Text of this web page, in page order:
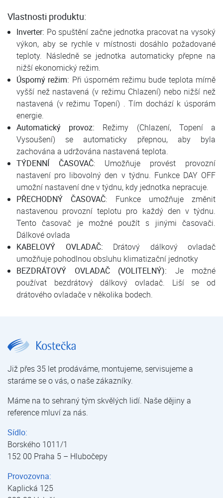
Vlastnosti produktu:
Inverter: Po spuštění začne jednotka pracovat na vysoký
výkon, aby se rychle v místnosti dosáhlo požadované
teploty. Následně se jednotka automaticky přepne na
nižší ekonomický režim.
Úsporný režim: Při úsporném režimu bude teplota mírně
vyšší než nastavená (v režimu Chlazení) nebo nižší než
nastavená (v režimu Topení) . Tím dochází k úsporám
energie.
Automatický provoz: Režimy (Chlazení, Topení a
Vysoušení) se automaticky přepnou, aby byla
zachována a udržována nastavená teplota.
TÝDENNÍ ČASOVAČ: Umožňuje provést provozní
nastavení pro libovolný den v týdnu. Funkce DAY OFF
umožní nastavení dne v týdnu, kdy jednotka nepracuje.
PŘECHODNÝ ČASOVAČ: Funkce umožňuje změnit
nastavenou provozní teplotu pro každý den v týdnu.
Tento časovač je možné použít s jinými časovači.
Dálkové ovlada
KABELOVÝ OVLADAČ: Drátový dálkový ovladač
umožňuje pohodlnou obsluhu klimatizační jednotky
BEZDRÁTOVÝ OVLADAČ (VOLITELNÝ): Je možné
používat bezdrátový dálkový ovladač. Liší se od
drátového ovladače v několika bodech.
Již přes 35 let prodáváme, montujeme, servisujeme a
staráme se o vás, o naše zákazníky.
Máme na to sehraný tým skvělých lidí. Naše dějiny a
reference mluví za nás.
Sídlo:
Borského 1011/1
152 00 Praha 5 – Hlubočepy
Provozovna:
Kaplická 125